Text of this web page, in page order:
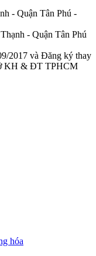
- Quận Tân Phú -
- Quận Tân Phú
2017 và Đăng ký thay
KH & ĐT TPHCM
hóa